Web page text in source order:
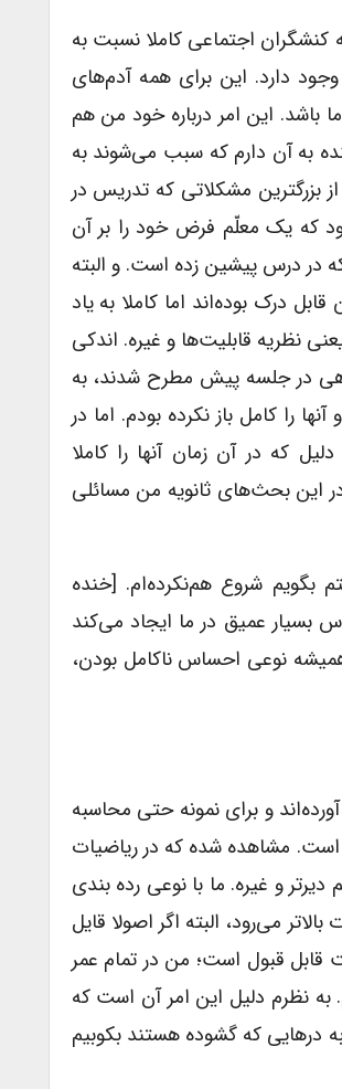
کنشگران اجتماعی کاملا نسبت به
دارد. این برای همه آدم‌های
این امر درباره خود من هم
به آن دارم که سبب می‌شوند به
بزرگترین مشکلاتی که تدریس در
که یک معلّم فرض خود را بر آن
در درس پیشین زده است. و البته
درک بوده‌اند اما کاملا به یاد
نظریه قابلیت‌ها و غیره. اندکی
در جلسه پیش مطرح شدند، به
را کامل باز نکرده بودم. اما در
که در آن زمان آنها را کاملا
این بحث‌های ثانویه من مسائلی
بگویم شروع هم‌نکرده‌ام. [خنده
بسیار عمیق در ما ایجاد می‌کند
نوعی احساس ناکامل بودن،
و برای نمونه حتی محاسبه
مشاهده شده که در ریاضیات
و غیره. ما با نوعی رده بندی
بالاتر می‌رود، البته اگر اصولا قایل
قابل قبول است؛ من در تمام عمر
به نظرم دلیل این امر آن است که
درهایی که گشوده هستند بکوبیم